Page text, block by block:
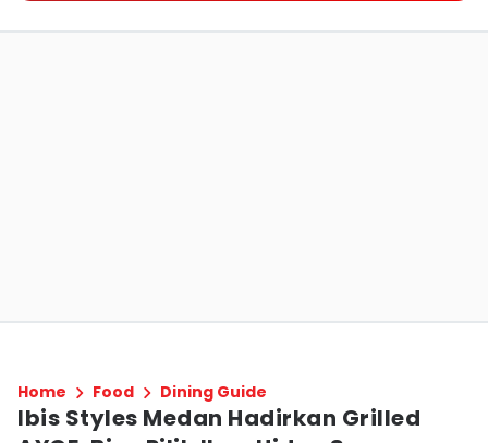
Home Food Dining Guide
Ibis Styles Medan Hadirkan Grilled